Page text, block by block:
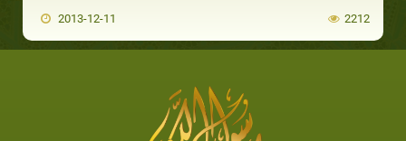
2013-12-11 2212